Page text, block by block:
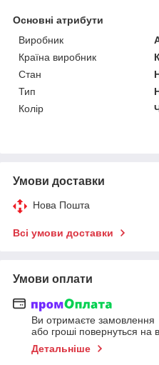
Основні атрибути
Виробник
Країна виробник
Стан
Тип
Колір
Умови доставки
Нова Пошта
Всі умови доставки
Умови оплати
Ви отримаєте замовлення
або гроші повернуться на
Детальніше